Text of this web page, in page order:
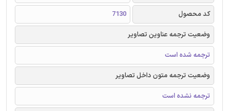
کد محصول
7130
وضعیت ترجمه عناوین تصاویر
ترجمه شده است
وضعیت ترجمه متون داخل تصاویر
ترجمه نشده است